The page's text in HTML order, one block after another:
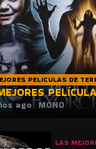
PELICULAS DE
ago MONO
LAS